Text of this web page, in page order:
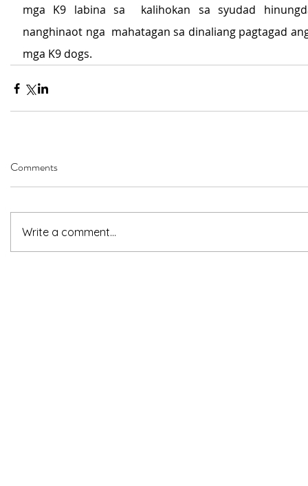
mga K9 labina sa  kalihokan sa syudad
nanghinaot nga  mahatagan sa dinaliang pagtagad
mga K9 dogs.
Comments
Write a comment...